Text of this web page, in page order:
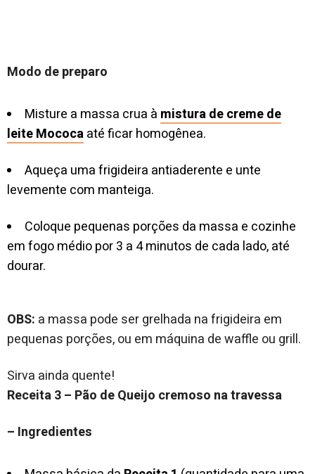
Modo de preparo
Misture a massa crua à mistura de creme de
leite Mococaaté ficar homogênea.
Aqueça uma frigideira antiaderente e unte
levemente com manteiga.
Coloque pequenas porções da massa e cozinhe
em fogo médio por 3 a 4 minutos de cada lado, até
dourar.
OBS: a massa pode ser grelhada na frigideira em
pequenas porções, ou em máquina de waffle ou grill.
Sirva ainda quente!
Receita 3 – Pão de Queijo cremoso na travessa
– Ingredientes